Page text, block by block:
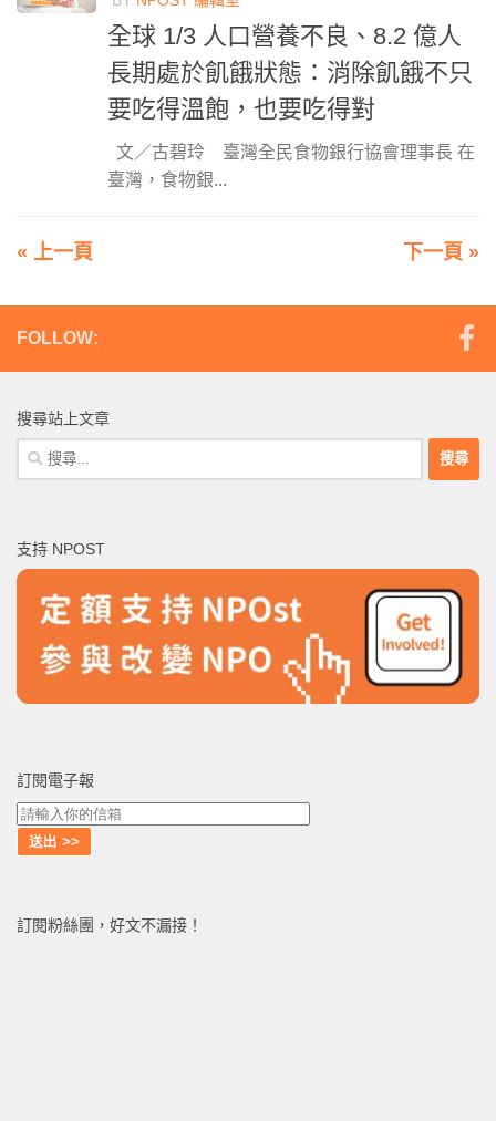
全球 1/3 人口營養不良、8.2 億人
長期處於飢餓狀態：消除飢餓不只
要吃得溫飽，也要吃得對
文／古碧玲 臺灣全民食物銀行協會理事長 在
臺灣，食物銀...
« 上一頁 下一頁 »
FOLLOW:
搜尋站上文章
搜
尋
字:
支持 NPOST
訂閱電子報
訂閱粉絲團，好文不漏接！